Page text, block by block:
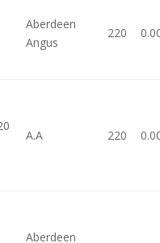
Aberdeen
Angus
220
A.A 220
Aberdeen